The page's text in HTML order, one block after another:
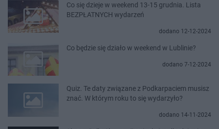
Co się dzieje w weekend 13-15 grudnia. Lista
BEZPŁATNYCH wydarzeń
dodano 12-12-2024
Co będzie się działo w weekend w Lublinie?
dodano 7-12-2024
Quiz. Te daty związane z Podkarpaciem musisz
znać. W którym roku to się wydarzyło?
dodano 14-11-2024